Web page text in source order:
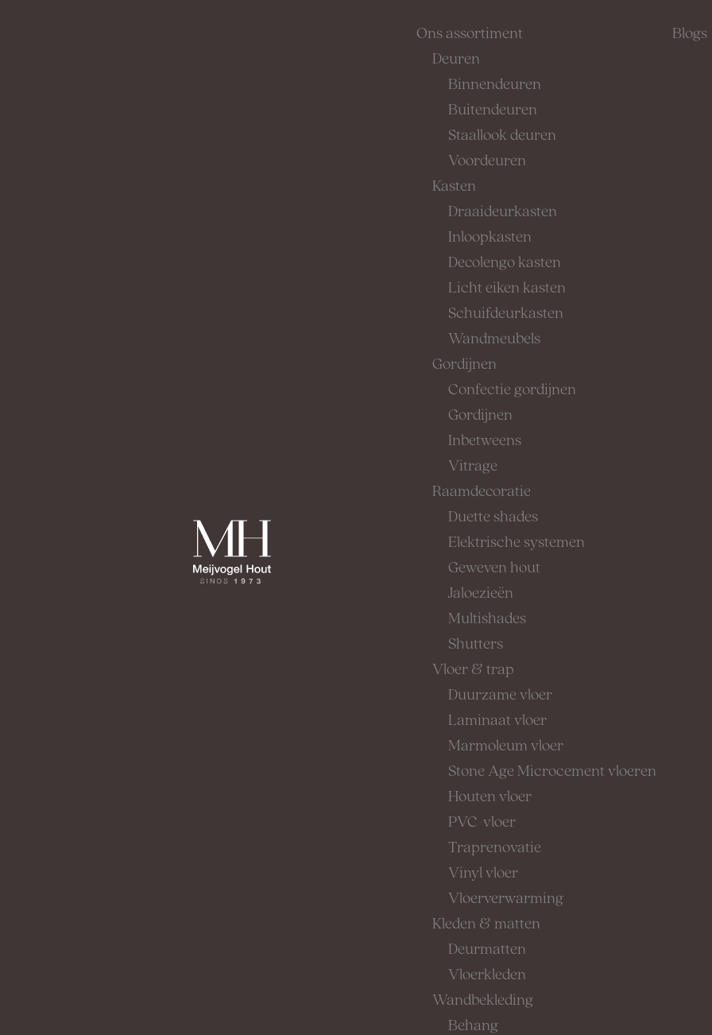
Ons assortiment
Deuren
Binnendeuren
Buitendeuren
Staallook deuren
Voordeuren
Kasten
Draaideurkasten
Inloopkasten
Decolengo kasten
Licht eiken kasten
Schuifdeurkasten
Wandmeubels
Gordijnen
Confectie gordijnen
Gordijnen
Inbetweens
Vitrage
Raamdecoratie
Duette shades
Elektrische systemen
Geweven hout
Jaloezieën
Multishades
Shutters
Vloer & trap
Duurzame vloer
Laminaat vloer
Marmoleum vloer
Stone Age Microcement vloeren
Houten vloer
PVC-vloer
Traprenovatie
Vinyl vloer
Vloerverwarming
Kleden & matten
Deurmatten
Vloerkleden
Wandbekleding
Behang
Blogs